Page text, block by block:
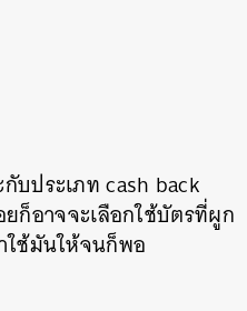
บประเภท cash back
ก็อาจจะเลือกใช้บัตรที่ผูก
ช้มันให้จนก็พอ